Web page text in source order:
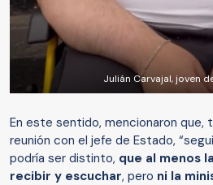
Julián Carvajal, joven
En este sentido, mencionaron que,
reunión con el jefe de Estado,
podría ser distinto, que al menos
recibir y escuchar, pero ni la